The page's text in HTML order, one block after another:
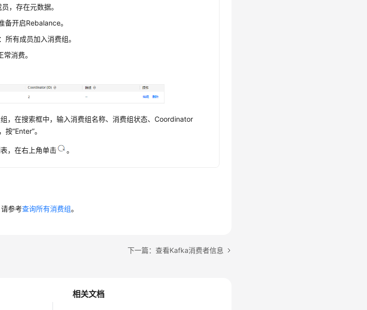
，存在元数据。
备开启Rebalance。
所有成员加入消费组。
消费。
组，在搜索框中，输入消费组名称、消费组状态、Coordinator
“Enter”。
，在右上角单击 。
参考查询所有消费组。
下一篇：查看Kafka消费者信息
相关文档